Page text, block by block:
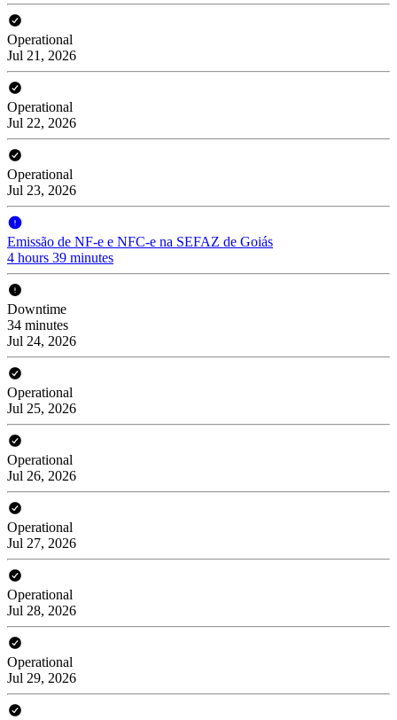
Operational
Jul 21, 2026
Operational
Jul 22, 2026
Operational
Jul 23, 2026
Emissão de NF-e e NFC-e na SEFAZ de Goiás
4 hours 39 minutes
Downtime
34 minutes
Jul 24, 2026
Operational
Jul 25, 2026
Operational
Jul 26, 2026
Operational
Jul 27, 2026
Operational
Jul 28, 2026
Operational
Jul 29, 2026